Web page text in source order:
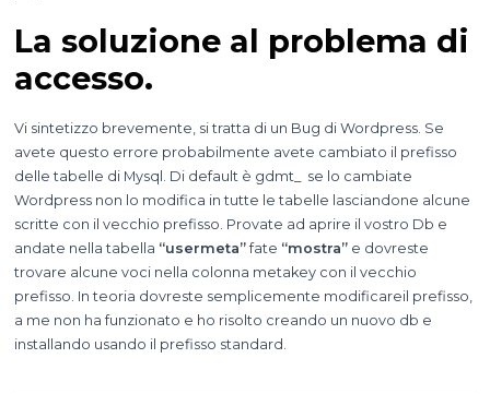
La soluzione al problema di
accesso.
Vi sintetizzo brevemente, si tratta di un Bug di Wordpress. Se
avete questo errore probabilmente avete cambiato il prefisso
delle tabelle di Mysql. Di default è gdmt_ se lo cambiate
Wordpress non lo modifica in tutte le tabelle lasciandone alcune
scritte con il vecchio prefisso. Provate ad aprire il vostro Db e
andate nella tabella “usermeta”fate “mostra”e dovreste
trovare alcune voci nella colonna metakey con il vecchio
prefisso. In teoria dovreste semplicemente modificareil prefisso,
a me non ha funzionato e ho risolto creando un nuovo db e
installando usando il prefisso standard.